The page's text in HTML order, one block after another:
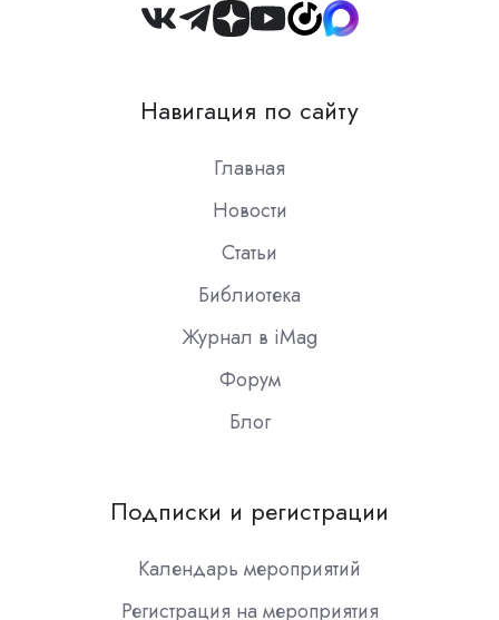
Join
Slack
Навигация по сайту
Главная
Новости
Статьи
Библиотека
Журнал в iMag
Форум
Блог
Подписки и регистрации
Календарь мероприятий
Регистрация на мероприятия